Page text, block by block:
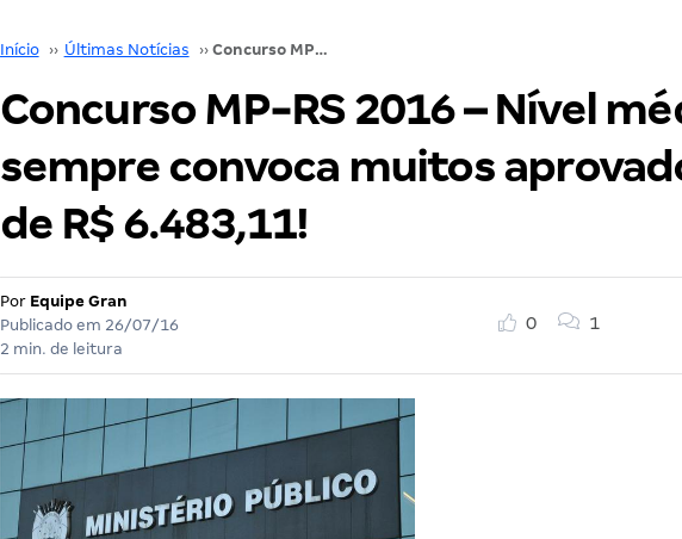
Início ›› Últimas Notícias ›› Concurso MP-RS 2016 – Nível médio sempre convoca muitos aprovados! Inicial de R$ 6.483,11!
Concurso MP-RS 2016 – Nível
sempre convoca muitos
de R$ 6.483,11!
Por Equipe Gran
Publicado em 26/07/16
2 min. de leitura
0 1